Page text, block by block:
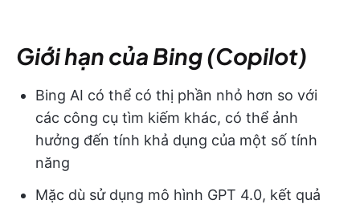
Giới hạn của Bing (Copilot)
Bing AI có thể có thị phần nhỏ hơn so với
các công cụ tìm kiếm khác, có thể ảnh
hưởng đến tính khả dụng của một số tính
năng
Mặc dù sử dụng mô hình GPT 4.0, kết quả